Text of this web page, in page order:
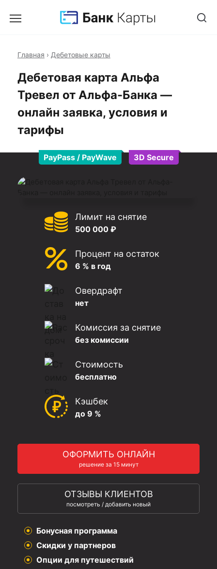
Главная › Дебетовые карты
Дебетовая карта Альфа
Тревел от Альфа-Банка —
онлайн заявка, условия и
тарифы
PayPass / PayWave 3D Secure
Лимит на снятие
500 000 ₽
Процент на остаток
6 % в год
Овердрафт
нет
Комиссия за снятие
без комиссии
Стоимость
бесплатно
Кэшбек
до 9 %
ОФОРМИТЬ ОНЛАЙН
решение за 15 минут
ОТЗЫВЫ КЛИЕНТОВ
посмотреть / добавить новый
Бонусная программа
Скидки у партнеров
Опции для путешествий